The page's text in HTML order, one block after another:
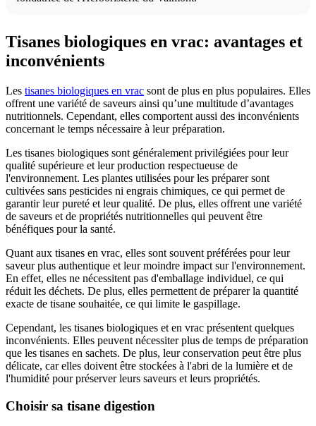
Tisanes biologiques en vrac: avantages et
inconvénients
Les tisanes biologiques en vrac sont de plus en plus populaires. Elles
offrent une variété de saveurs ainsi qu’une multitude d’avantages
nutritionnels. Cependant, elles comportent aussi des inconvénients
concernant le temps nécessaire à leur préparation.
Les tisanes biologiques sont généralement privilégiées pour leur
qualité supérieure et leur production respectueuse de
l'environnement. Les plantes utilisées pour les préparer sont
cultivées sans pesticides ni engrais chimiques, ce qui permet de
garantir leur pureté et leur qualité. De plus, elles offrent une variété
de saveurs et de propriétés nutritionnelles qui peuvent être
bénéfiques pour la santé.
Quant aux tisanes en vrac, elles sont souvent préférées pour leur
saveur plus authentique et leur moindre impact sur l'environnement.
En effet, elles ne nécessitent pas d'emballage individuel, ce qui
réduit les déchets. De plus, elles permettent de préparer la quantité
exacte de tisane souhaitée, ce qui limite le gaspillage.
Cependant, les tisanes biologiques et en vrac présentent quelques
inconvénients. Elles peuvent nécessiter plus de temps de préparation
que les tisanes en sachets. De plus, leur conservation peut être plus
délicate, car elles doivent être stockées à l'abri de la lumière et de
l'humidité pour préserver leurs saveurs et leurs propriétés.
Choisir sa tisane digestion